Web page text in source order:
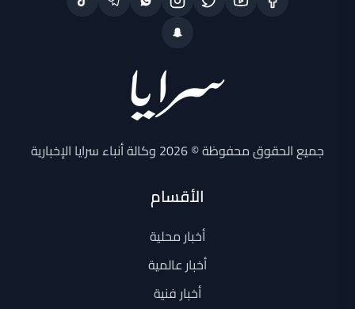
جميع الحقوق محفوظة © 2026 وكالة أنباء سرايا الإخبارية
الأقسام
أخبار محلية
أخبار عالمية
أخبار فنية